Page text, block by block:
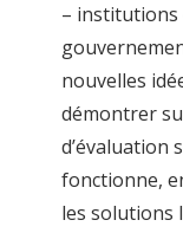
– institutions
nouvelles
démontrer
d’évaluation
fonctionne,
les solutions